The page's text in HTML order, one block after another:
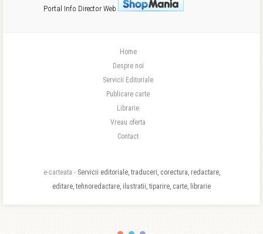
Portal Info Director Web
Home
Despre noi
Servicii Editoriale
Publicare carte
Librarie
Vreau oferta
Contact
e-carteata - Servicii editoriale, traduceri, corectura, redactare,
editare, tehnoredactare, ilustratii, tiparire, carte, librarie